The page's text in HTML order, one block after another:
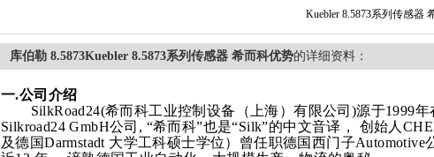
Kuebler 8.5873系列传感器
库伯勒 8.5873Kuebler 8.5873系列传感器 希而科优势的详细资料：
一.公司介绍
SilkRoad24(希而科工业控制设备（上海）有限公司)源于1999
Silkroad24 GmbH公司, “希而科”也是“Silk”的中文音译， 创始人
及德国Darmstadt 大学工科硕士学位）曾任职德国西门子Automotive